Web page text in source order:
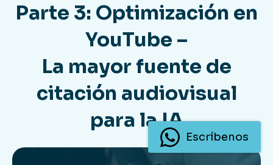
Parte 3: Optimización en
YouTube –
La mayor fuente de
citación audiovisual
para la IA
Escríbenos